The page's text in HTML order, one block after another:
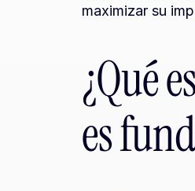
maximizar su
¿Qué
es